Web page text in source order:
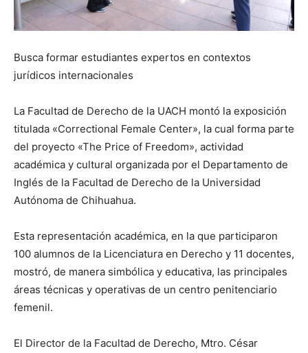
Busca formar estudiantes expertos en contextos
jurídicos internacionales
La Facultad de Derecho de la UACH montó la exposición
titulada «Correctional Female Center», la cual forma parte
del proyecto «The Price of Freedom», actividad
académica y cultural organizada por el Departamento de
Inglés de la Facultad de Derecho de la Universidad
Autónoma de Chihuahua.
Esta representación académica, en la que participaron
100 alumnos de la Licenciatura en Derecho y 11 docentes,
mostró, de manera simbólica y educativa, las principales
áreas técnicas y operativas de un centro penitenciario
femenil.
El Director de la Facultad de Derecho, Mtro. César